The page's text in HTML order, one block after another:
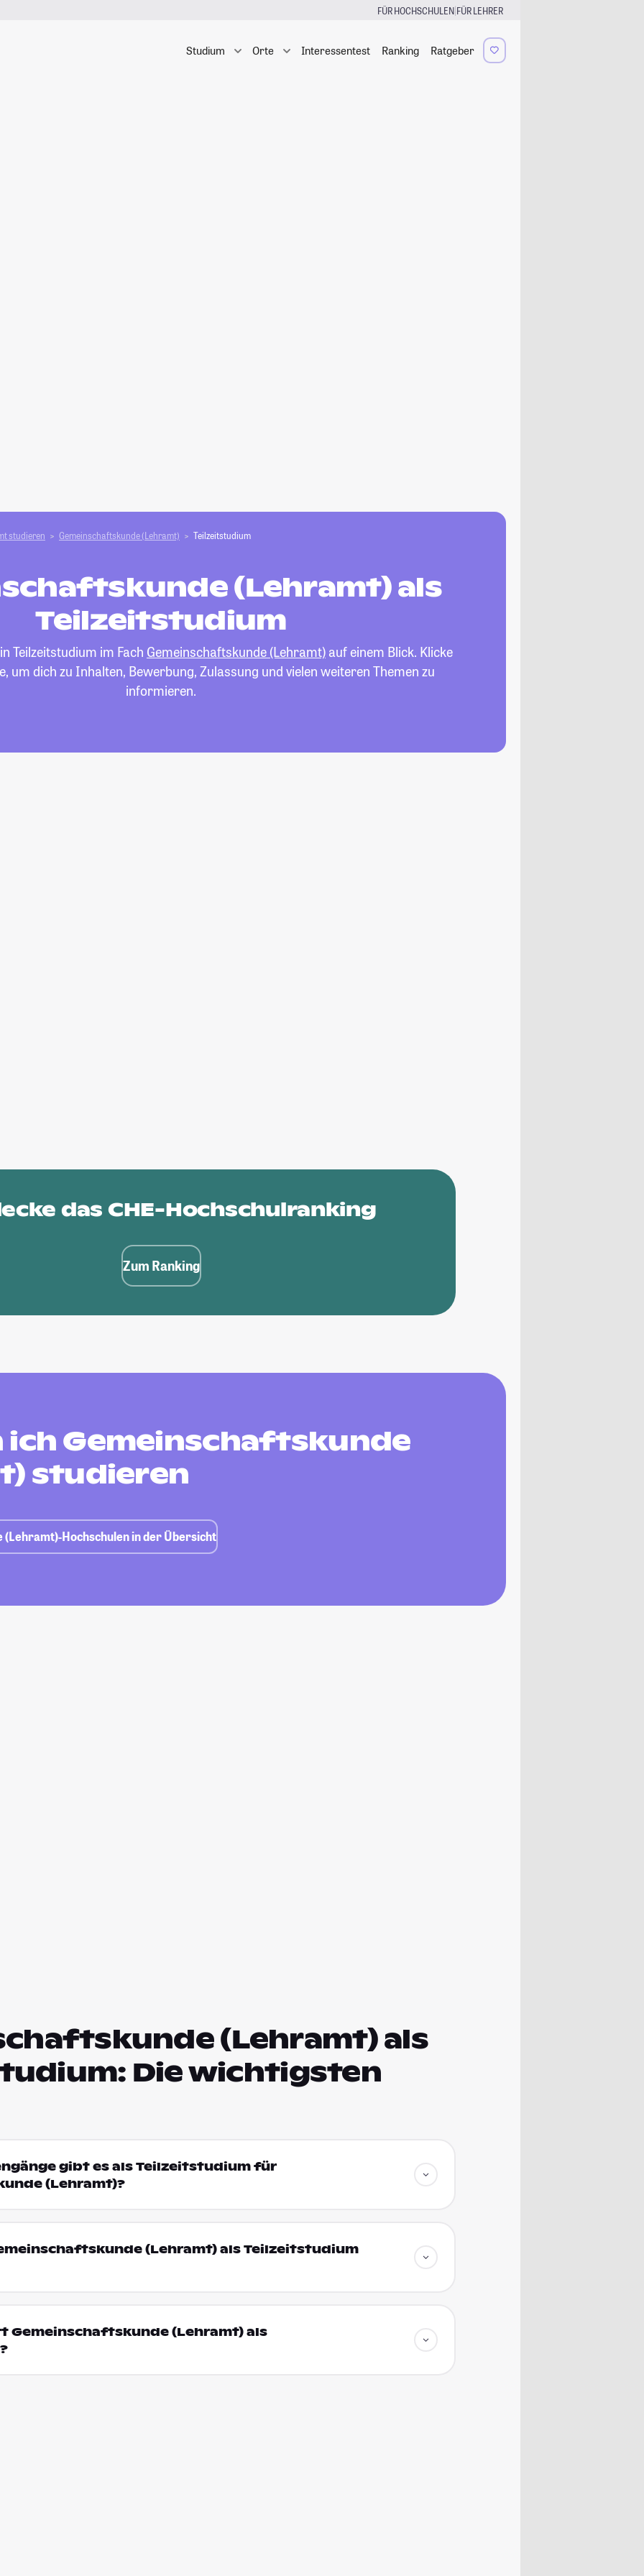
FÜR HOCHSCHULEN|FÜR LEHRER
Studium Orte Interessentest Ranking Ratgeber
studieren Gemeinschaftskunde (Lehramt) Teilzeitstudium
(Lehramt) als
Teilzeitstudium
Teilzeitstudium im Fach Gemeinschaftskunde (Lehramt) auf einem Blick. Klicke
um dich zu Inhalten, Bewerbung, Zulassung und vielen weiteren Themen zu
informieren.
das CHE-Hochschulranking
Zum Ranking
ich Gemeinschaftskunde
studieren
(Lehramt)-Hochschulen in der Übersicht
(Lehramt) als
Die wichtigsten
gibt es als Teilzeitstudium für
(Lehramt)?
(Lehramt) als Teilzeitstudium
Gemeinschaftskunde (Lehramt) als